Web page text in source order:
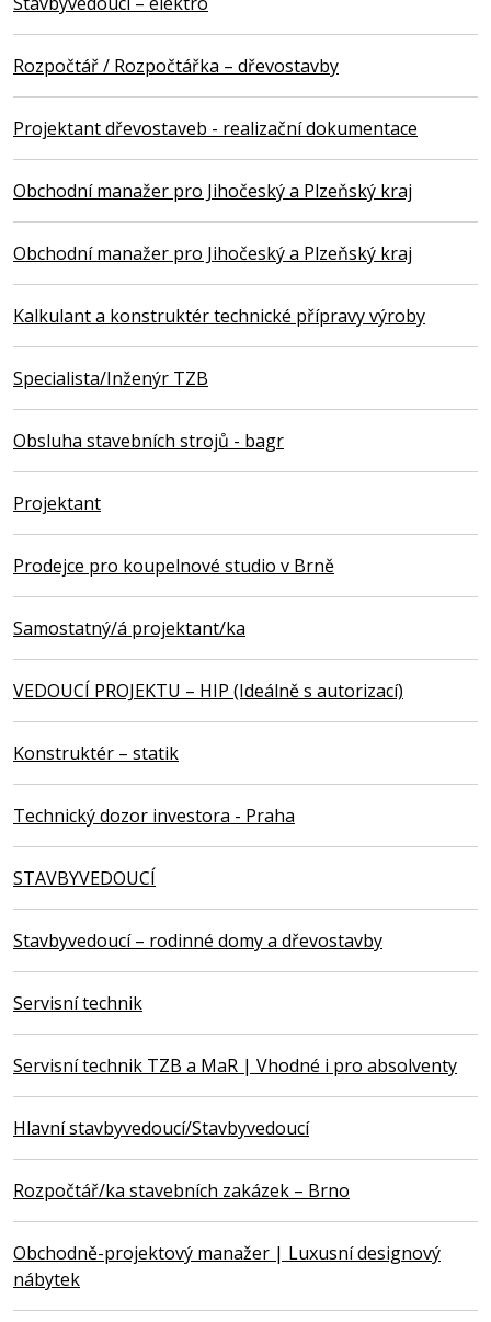
Rozpočtář / Rozpočtářka – dřevostavby
Projektant dřevostaveb - realizační dokumentace
Obchodní manažer pro Jihočeský a Plzeňský kraj
Obchodní manažer pro Jihočeský a Plzeňský kraj
Kalkulant a konstruktér technické přípravy výroby
Specialista/Inženýr TZB
Obsluha stavebních strojů - bagr
Projektant
Prodejce pro koupelnové studio v Brně
Samostatný/á projektant/ka
VEDOUCÍ PROJEKTU – HIP (Ideálně s autorizací)
Konstruktér – statik
Technický dozor investora - Praha
STAVBYVEDOUCÍ
Stavbyvedoucí – rodinné domy a dřevostavby
Servisní technik
Servisní technik TZB a MaR | Vhodné i pro absolventy
Hlavní stavbyvedoucí/Stavbyvedoucí
Rozpočtář/ka stavebních zakázek – Brno
Obchodně-projektový manažer | Luxusní designový
nábytek